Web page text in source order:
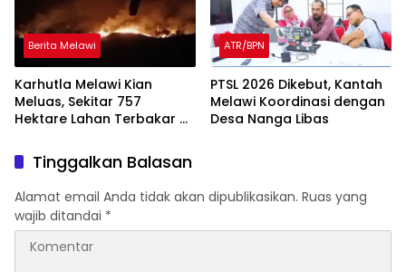
Berita Melawi
Karhutla Melawi Kian
Meluas, Sekitar 757
Hektare Lahan Terbakar di
ATR/BPN
PTSL 2026 Dikebut, Kantah
Melawi Koordinasi dengan
Desa Nanga Libas
Tinggalkan Balasan
Alamat email Anda tidak akan dipublikasikan. Ruas yang
wajib ditandai *